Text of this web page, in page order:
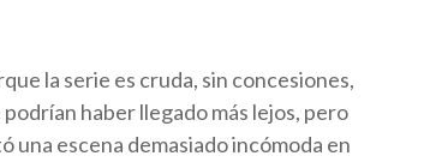
la serie es cruda, sin concesiones,
haber llegado más lejos, pero
una escena demasiado incómoda en